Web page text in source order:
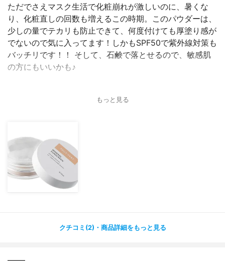
ただでさえマスク生活で化粧崩れが激しいのに、暑くな
り、化粧直しの回数も増えるこの時期。このパウダーは、
少しの量でテカリも防止できて、何度付けても厚塗り感が
でないので気に入ってます！しかもSPF50で紫外線対策も
バッチリです！！ そして、石鹸で落とせるので、敏感肌
の方にもいいかも♪
もっと見る
クチコミ(2)・商品詳細をもっと見る